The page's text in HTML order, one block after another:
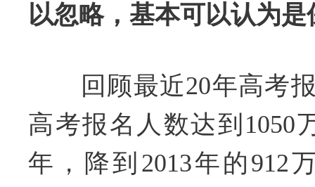
以忽略，基本可以认为
回顾最近20年高考报
高考报名人数达到1050
年，降到2013年的912